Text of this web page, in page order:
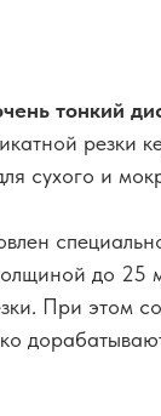
тонкий
резки
сухого и
до 25
При этом